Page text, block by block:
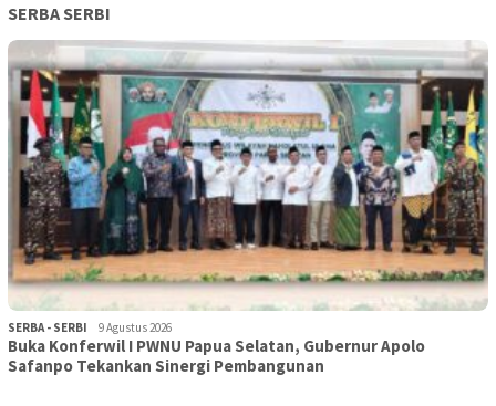
SERBA SERBI
SERBA - SERBI 9 Agustus 2026
Buka Konferwil I PWNU Papua Selatan, Gubernur Apolo
Safanpo Tekankan Sinergi Pembangunan